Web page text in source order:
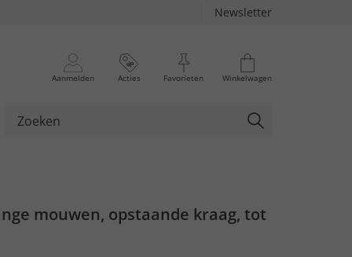
Newsletter
Aanmelden Acties Favorieten Winkelwagen
mouwen, opstaande kraag, tot